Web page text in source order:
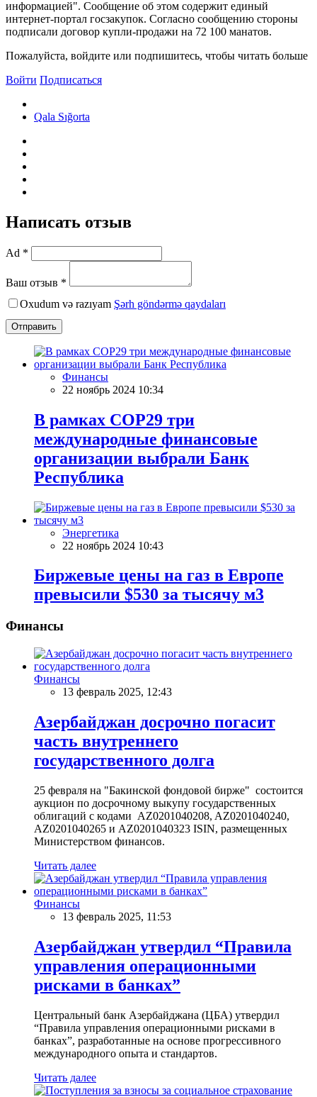
информацией". Cообщение об этом содержит единый
интернет-портал госзакупок. Согласно сообщению стороны
подписали договор купли-продажи на 72 100 манатов.
Пожалуйста, войдите или подпишитесь, чтобы читать больше
Войти Подписаться
Qala Sığorta
Написать отзыв
Ad *
Ваш отзыв *
Oxudum və razıyam Şərh göndərmə qaydaları
Отправить
Финансы
22 ноябрь 2024 10:34
В рамках COP29 три
международные финансовые
организации выбрали Банк
Республика
Энергетика
22 ноябрь 2024 10:43
Биржевые цены на газ в Европе
превысили $530 за тысячу м3
Финансы
Финансы
13 февраль 2025, 12:43
Азербайджан досрочно погасит
часть внутреннего
государственного долга
25 февраля на "Бакинской фондовой бирже" состоится
аукцион по досрочному выкупу государственных
облигаций с кодами AZ0201040208, AZ0201040240,
AZ0201040265 и AZ0201040323 ISIN, размещенных
Министерством финансов.
Читать далее
Финансы
13 февраль 2025, 11:53
Азербайджан утвердил “Правила
управления операционными
рисками в банках”
Центральный банк Азербайджана (ЦБА) утвердил
“Правила управления операционными рисками в
банках”, разработанные на основе прогрессивного
международного опыта и стандартов.
Читать далее